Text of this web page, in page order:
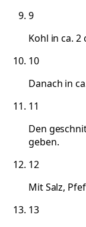
9
Kohl in ca.
10
Danach in
11
Den
geben.
12
Mit Salz,
13